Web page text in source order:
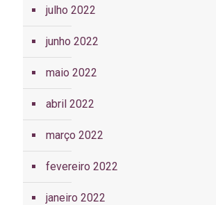
julho 2022
junho 2022
maio 2022
abril 2022
março 2022
fevereiro 2022
janeiro 2022